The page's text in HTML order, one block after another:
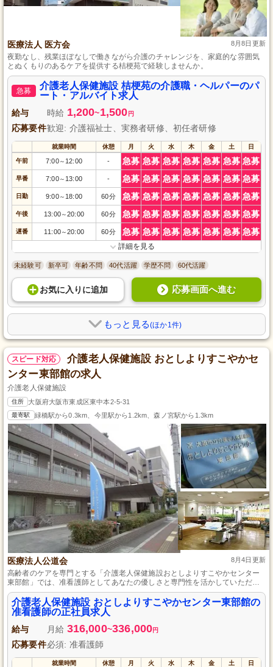
医療法人 医方会 8月8日更新
夜勤なし、残業ほぼなしで働きながら介護のチャレンジを、家庭的な雰囲気
とぬくもりのあるケアを提供する桔梗苑で経験しませんか。
急募
介護老人保健施設 桔梗苑の介護職・ヘルパーのパ
ート・アルバイト求人
給与 時給 1,200~1,500 円
応募要件歓迎: 介護福祉士、実務者研修、初任者研修
就業時間 休憩 月 火 水 木 金 土 日
午前 7:00～ 12:00 - 急募 急募 急募 急募 急募 急募 急募
早番 7:00～ 13:00 - 急募 急募 急募 急募 急募 急募 急募
日勤 9:00～ 18:00 60分 急募 急募 急募 急募 急募 急募 急募
午後 13:00～20:00 60分 急募 急募 急募 急募 急募 急募 急募
遅番 11:00～20:00 60分 急募 急募 急募 急募 急募 急募 急募
詳細を見る
未経験可 新卒可 年齢不問 40代活躍 学歴不問 60代活躍
お気に入り に追加 応募画面へ進む
もっと見る(ほか1件)
スピード対応
介護老人保健施設 おとしよりすこやかセ
ンター東部館の求人
介護老人保健施設
住所 大阪府大阪市東成区東中本2-5-31
最寄駅 緑橋駅から0.3km、今里駅から1.2km、森ノ宮駅から1.3km
医療法人公道会 8月4日更新
高齢者のケアを専門とする「介護老人保健施設おとしよりすこやかセンター
東部館」では、准看護師としてあなたの優しさと専門性を活かしていただけ
る方を募集しています。未経験者でも安心して始められる教育体制と福利厚
生が整っています。正社員として長期にわたるキャリアアップも可能です。
あなたの力で入居者様の毎日を支え、一緒に充実した未来を築きましょう。
介護老人保健施設 おとしよりすこやかセンター東部館の
准看護師の正社員求人
給与 月給 316,000~336,000円
応募要件必須: 准看護師
就業時間 休憩 月 火 水 木 金 土 日